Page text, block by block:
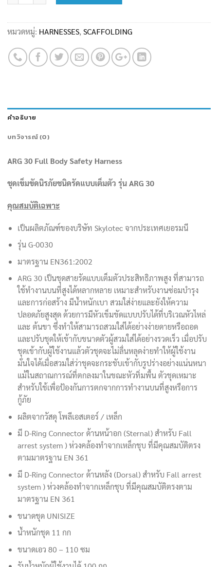
หมวดหมู่: HARNESSES, SCAFFOLDING
คำอธิบาย
บทวิจารณ์ (0)
ARG 30 Full Body Safety Harness
ชุดเข็มขัดนิรภัยชนิดรัดแบบเต็มตัว รุ่นARG 30
คุณสมบัติเฉพาะ
เป็นผลิตภัณฑ์ของบริษัท Skylotec จากประเทศเยอรมนี
รุ่น G-0030
มาตรฐาน EN361:2002
ARG 30 เป็นชุดสายรัดแบบเต็มตัวประสิทธิภาพสูง ที่สามารถ
ใช้ทำงานบนที่สูงได้หลากหลาย เหมาะสำหรับงานซ่อมบำรุง
และการก่อสร้าง มีน้ำหนักเบา สวมใส่ง่ายและยังให้ความ
ปลอดภัยสูงสุด ด้วยการมีหัวเข็มขัดแบบปรับได้ที่บริเวณหัวไหล่
และ ต้นขา ซึ่งทำให้สามารถสวมใส่ได้อย่างง่ายดายหรือถอด
และปรับชุดให้เข้ากับขนาดตัวผู้สวมใส่ได้อย่างรวดเร็ว เมื่อปรับ
ชุดเข้ากับผู้ใช้งานแล้วตัวชุดจะไม่ลื่นหลุดง่ายทำให้ผู้ใช้งาน
มั่นใจได้เมื่อสวมใส่ว่าชุดจะกระชับเข้ากับรูปร่างอย่างแน่นหนา
แม้ในสถาณการณ์ที่ตกลงมาในขณะหัวทิ่มพื้น ตัวชุดเหมาะ
สำหรับใช้เพื่อป้องกันการตกจากการทำงานบนที่สูงหรือการ
กู้ภัย
ผลิตจากวัสดุ โพลีเอสเตอร์ / เหล็ก
มี D-Ring Connector ด้านหน้าอก (Sternal) สำหรับ Fall
arrest system ) ห่วงคล้องทำจากเหล็กชุบ ที่มีคุณสมบัติตรง
ตามมาตรฐาน EN 361
มี D-Ring Connector ด้านหลัง (Dorsal) สำหรับ Fall arrest
system ) ห่วงคล้องทำจากเหล็กชุบ ที่มีคุณสมบัติตรงตาม
มาตรฐาน EN 361
ขนาดชุด UNISIZE
น้ำหนักชุด 11 กก
ขนาดเอว 80 – 110 ซม